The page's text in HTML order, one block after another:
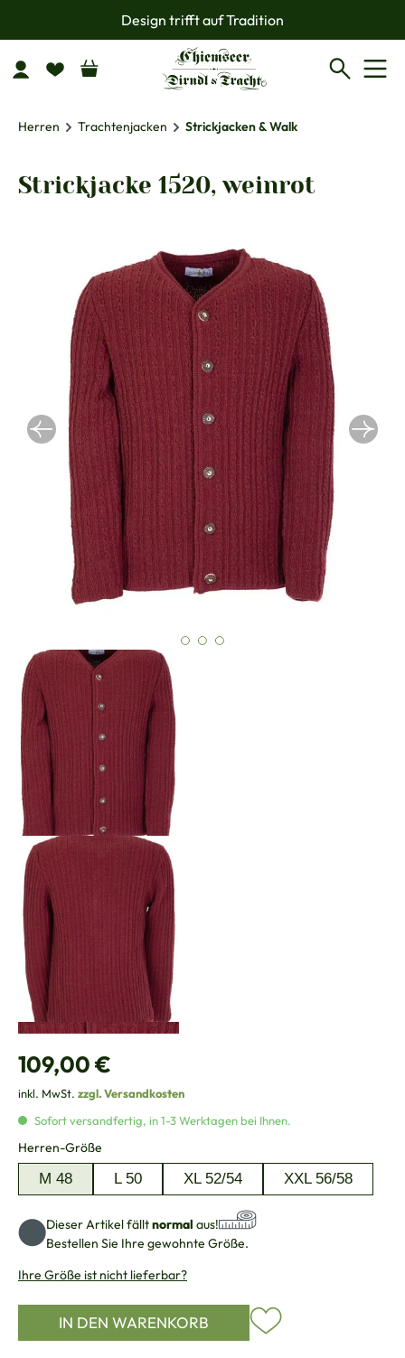
Zum Hauptinhalt springenDesign trifft auf Tradition
Herren Trachtenjacken Strickjacken & Walk
Strickjacke 1520, weinrot
Regulärer Preis:
109,00 €
inkl. MwSt. zzgl. Versandkosten
Sofort versandfertig, in 1-3 Werktagen bei Ihnen.
Herren-Größe
M 48 L 50 XL 52/54 XXL 56/58
Dieser Artikel fälltnormal aus!
Bestellen Sie Ihre gewohnte Größe.
Ihre Größe ist nicht lieferbar?
IN DEN WARENKORB